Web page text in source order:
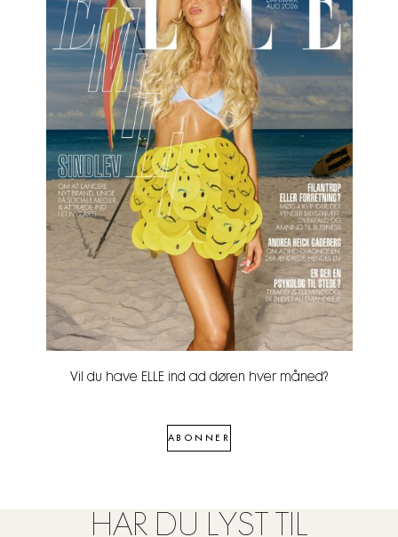
Vil du have ELLE ind ad døren hver måned?
ABONNER
HAR DU LYST TIL